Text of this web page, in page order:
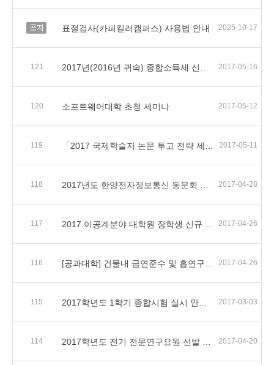
공지 표절검사(카피킬러캠퍼스) 사용법 안내 2025-10-17
121 2017-05-16
120 소프트웨어대학 초청 세미나 2017-05-12
119 2017-05-11
118 2017-04-28
117 2017-04-26
116 2017-04-26
115 2017-03-03
114 2017-04-20